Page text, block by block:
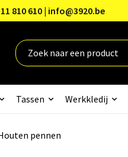
810 610 | info@3920.be
Tassen Werkkledij
pennen